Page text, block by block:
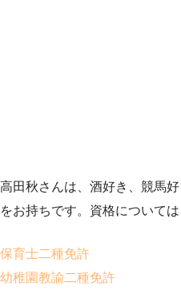
高田秋さんは、酒好き、競馬
をお持ちです。資格については
保育士二種免許
幼稚園教諭二種免許